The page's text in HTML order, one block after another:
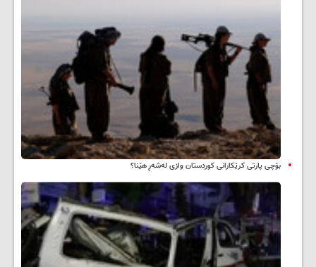
بۆچی پارتی کرێکارانی کوردستان وازی لەشەڕ هێنا؟